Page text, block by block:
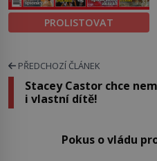
PROLISTOVAT
PŘEDCHOZÍ ČLÁNEK
Stacey Castor chce
i vlastní dítě!
Pokus o vládu